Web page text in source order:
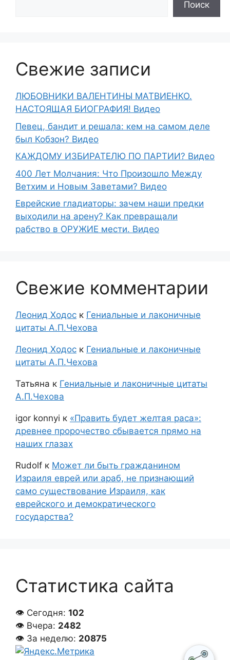
Поиск
Свежие записи
ЛЮБОВНИКИ ВАЛЕНТИНЫ МАТВИЕНКО.
НАСТОЯЩАЯ БИОГРАФИЯ! Видео
Певец, бандит и решала: кем на самом деле
был Кобзон? Видео
КАЖДОМУ ИЗБИРАТЕЛЮ ПО ПАРТИИ? Видео
400 Лет Молчания: Что Произошло Между
Ветхим и Новым Заветами? Видео
Еврейские гладиаторы: зачем наши предки
выходили на арену? Как превращали
рабство в ОРУЖИЕ мести. Видео
Свежие комментарии
Леонид Ходос к Гениальные и лаконичные
цитаты А.П.Чехова
Леонид Ходос к Гениальные и лаконичные
цитаты А.П.Чехова
Татьяна к Гениальные и лаконичные цитаты
А.П.Чехова
igor konnyi к «Править будет желтая раса»:
древнее пророчество сбывается прямо на
наших глазах
Rudolf к Может ли быть гражданином
Израиля еврей или араб, не признающий
само существование Израиля, как
еврейского и демократического
государства?
Статистика сайта
👁 Сегодня: 102
👁 Вчера: 2482
👁 За неделю: 20875